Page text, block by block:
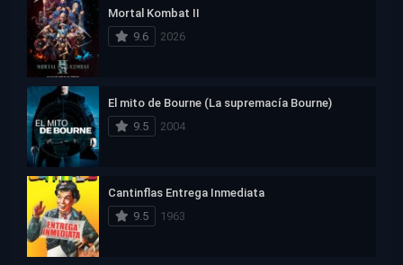
Mortal Kombat II
9.6
2026
El mito de Bourne (La supremacía Bourne)
9.5
2004
Cantinflas Entrega Inmediata
9.5
1963